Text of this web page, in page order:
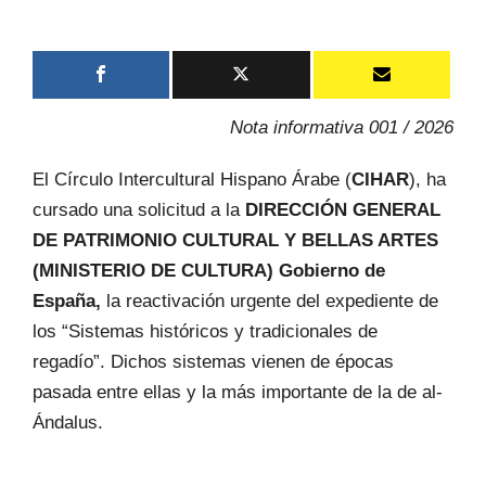
Nota informativa 001 / 2026
El Círculo Intercultural Hispano Árabe (CIHAR), ha
cursado una solicitud a la DIRECCIÓN GENERAL
DE PATRIMONIO CULTURAL Y BELLAS ARTES
(MINISTERIO DE CULTURA) Gobierno de
España, la reactivación urgente del expediente de
los “Sistemas históricos y tradicionales de
regadío”. Dichos sistemas vienen de épocas
pasada entre ellas y la más importante de la de al-
Ándalus.